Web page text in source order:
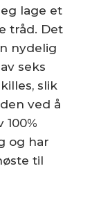
lage et
tråd. Det
nydelig
seks
slik
ved å
og har
til